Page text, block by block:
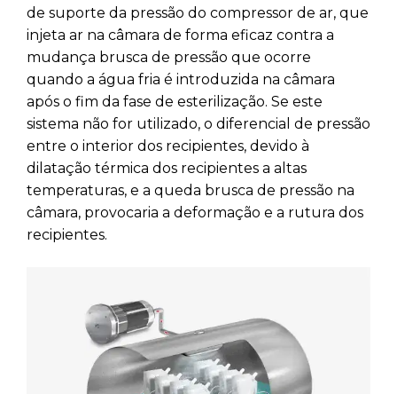
de suporte da pressão do compressor de ar, que
injeta ar na câmara de forma eficaz contra a
mudança brusca de pressão que ocorre
quando a água fria é introduzida na câmara
após o fim da fase de esterilização. Se este
sistema não for utilizado, o diferencial de pressão
entre o interior dos recipientes, devido à
dilatação térmica dos recipientes a altas
temperaturas, e a queda brusca de pressão na
câmara, provocaria a deformação e a rutura dos
recipientes.